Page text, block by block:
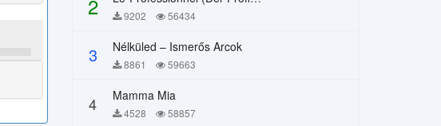
2 9202 56434
3 Nélküled – Ismerős Arcok
8861 59663
4 Mamma Mia
4528 58857